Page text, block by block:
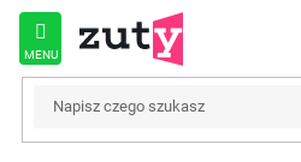
Przejść
treści